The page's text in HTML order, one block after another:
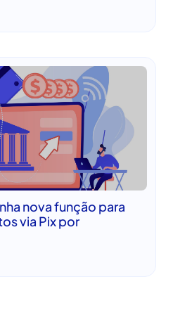
nova função para
via Pix por